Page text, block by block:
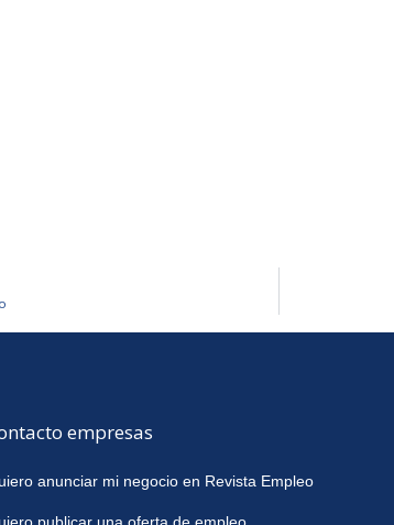
empresas
anunciar mi negocio en Revista Empleo